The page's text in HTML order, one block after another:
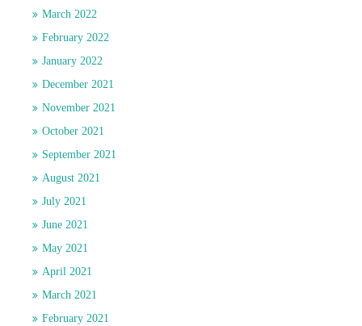
March 2022
February 2022
January 2022
December 2021
November 2021
October 2021
September 2021
August 2021
July 2021
June 2021
May 2021
April 2021
March 2021
February 2021